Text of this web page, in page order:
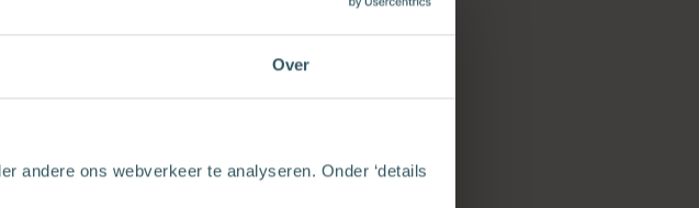
Over
andere ons webverkeer te analyseren. Onder ‘details